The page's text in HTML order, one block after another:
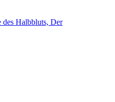
des Halbbluts, Der